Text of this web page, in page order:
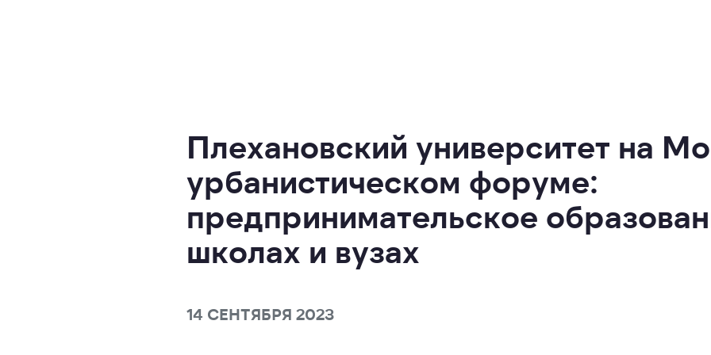
Плехановский университет на
урбанистическом форуме:
предпринимательское
школах и вузах
14 СЕНТЯБРЯ 2023